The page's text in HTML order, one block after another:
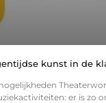
kunst in de
er is zo